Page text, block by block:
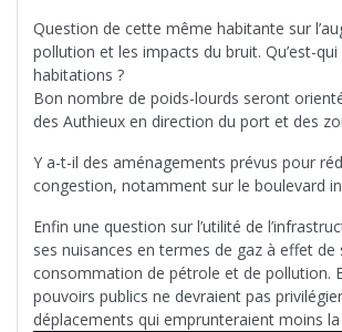
Question de cette même habitante sur
pollution et les impacts du bruit. Qu’est-
habitations ?
Bon nombre de poids-lourds seront
des Authieux en direction du port et des
Y a-t-il des aménagements prévus pour
congestion, notamment sur le boulevard
Enfin une question sur l’utilité de
ses nuisances en termes de gaz à effet de
consommation de pétrole et de pollution.
pouvoirs publics ne devraient pas
déplacements qui emprunteraient moins